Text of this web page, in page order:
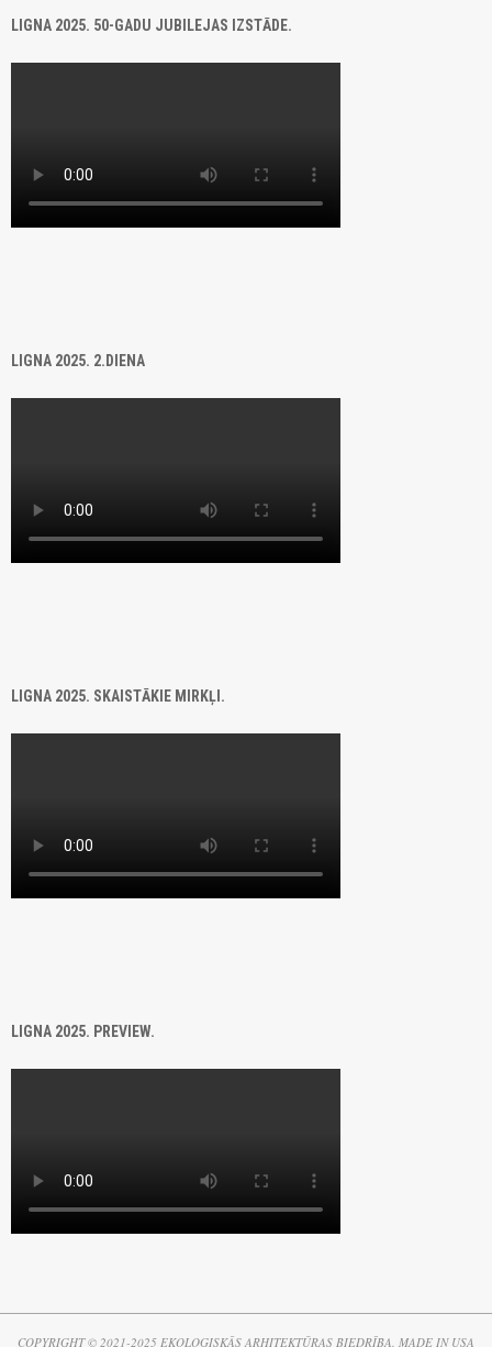
LIGNA 2025. 50-GADU JUBILEJAS IZSTĀDE.
LIGNA 2025. 2.DIENA
LIGNA 2025. SKAISTĀKIE MIRKĻI.
LIGNA 2025. PREVIEW.
COPYRIGHT © 2021-2025 EKOLOĢISKĀS ARHITEKTŪRAS BIEDRĪBA. MADE IN USA